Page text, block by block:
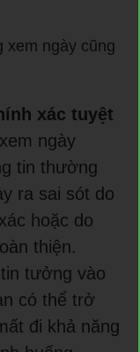
xem ngày cũng
xác tuyệt
ngày
tin thường
ra sai sót do
hoặc do
thiện.
tưởng vào
có thể trở
đi khả năng